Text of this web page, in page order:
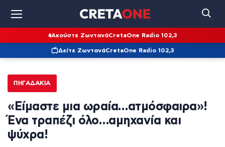
Ακούστε ΖωντανάCretaOne Radio 102,3
Δείτε ΖωντανάCretaOne Radio 102,3
ΠΗΓΑΔΆΚΙΑ
«Είμαστε μια ωραία…ατμόσφαιρα»!
Ένα τραπέζι όλο…αμηχανία και
ψύχρα!